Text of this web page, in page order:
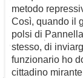
metodo
Così, quando il
polsi di
stesso, di
funzionario ho
cittadino